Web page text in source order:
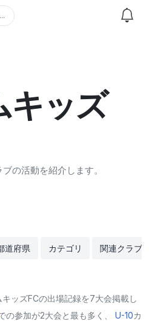
キッズ
の活動を紹介します。
道府県 カテゴリ 関連クラブ
ッズFCの出場記録を7大会掲載し
の参加が2大会と最も多く、 U-10カ